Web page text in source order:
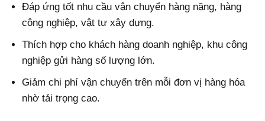
Đáp ứng tốt nhu cầu vận chuyển hàng nặng, hàng
công nghiệp, vật tư xây dựng.
Thích hợp cho khách hàng doanh nghiệp, khu công
nghiệp gửi hàng số lượng lớn.
Giảm chi phí vận chuyển trên mỗi đơn vị hàng hóa
nhờ tải trọng cao.